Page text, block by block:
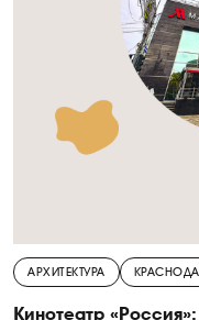
АРХИТЕКТУРА
Кинотеатр